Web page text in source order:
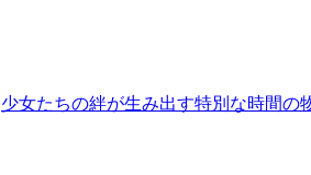
少女たちの絆が生み出す特別な時間の